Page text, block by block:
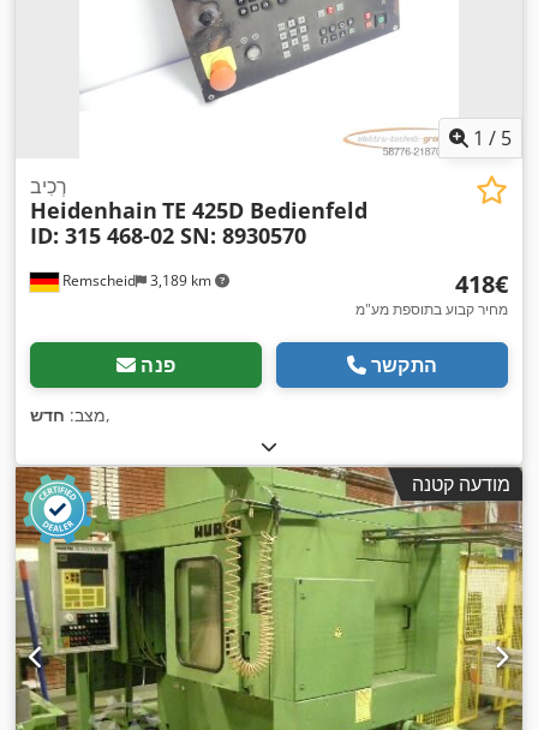
1 / 5
Remscheid 3,189 km
רְכִיב
Heidenhain TE 425D Bedienfeld
ID: 315 468-02 SN: 8930570
‏418 ‏€
מחיר קבוע בתוספת מע"מ
פנה התקשר
מצב: חדש ,
מודעה קטנה